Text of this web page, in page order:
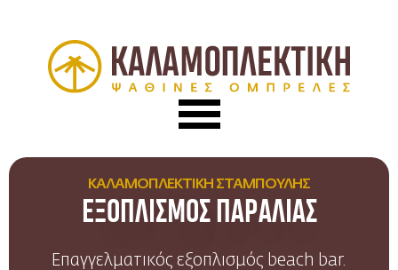
ΚΑΛΑΜΟΠΛΕΚΤΙΚΗ ΣΤΑΜΠΟΥΛΗΣ
ΕΞΟΠΛΙΣΜΟΣ ΠΑΡΑΛΙΑΣ
Επαγγελματικός εξοπλισμός beach bar.